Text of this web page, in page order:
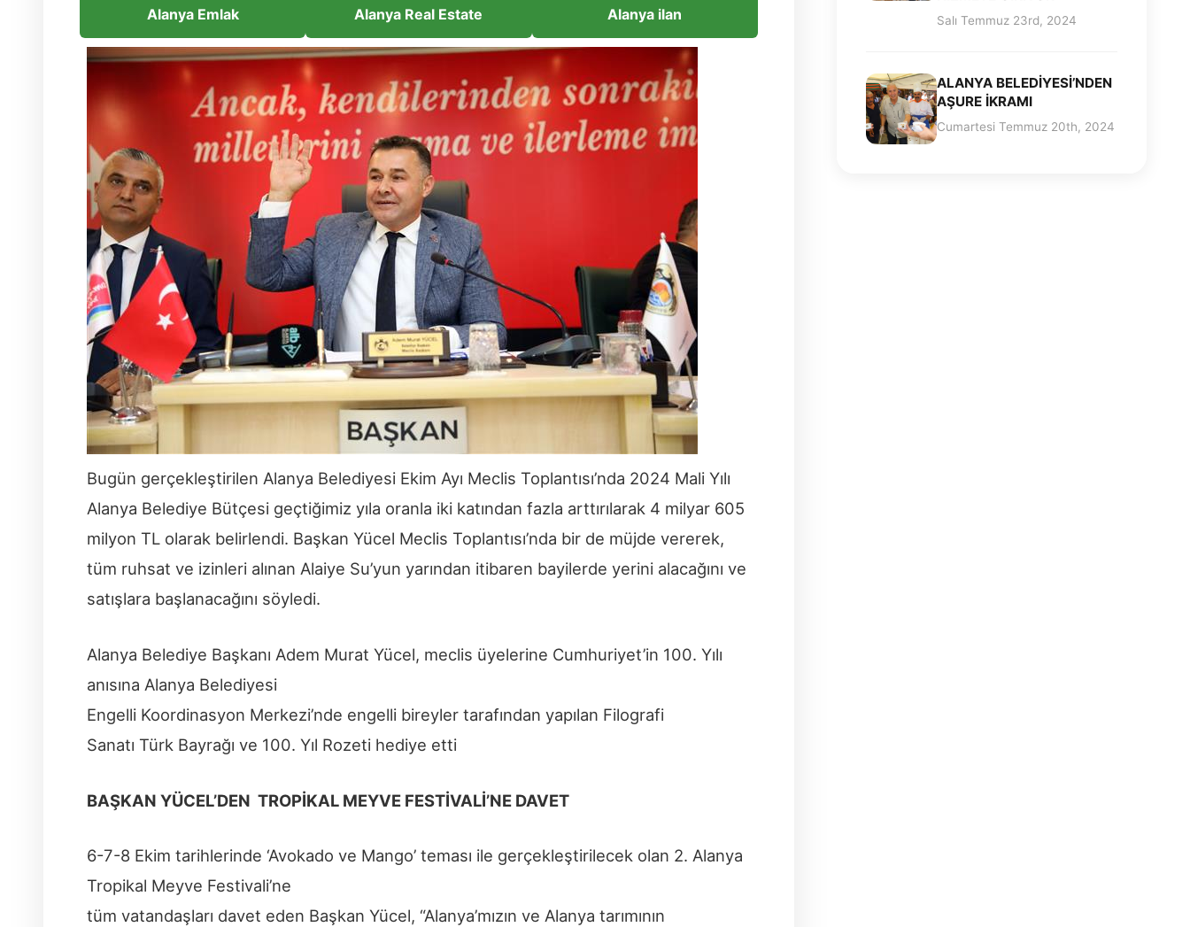
Alanya Emlak Alanya Real Estate Alanya ilan
Bugün gerçekleştirilen Alanya Belediyesi Ekim Ayı Meclis Toplantısı’nda 2024 Mali Yılı
Alanya Belediye Bütçesi geçtiğimiz yıla oranla iki katından fazla arttırılarak 4 milyar 605
milyon TL olarak belirlendi. Başkan Yücel Meclis Toplantısı’nda bir de müjde vererek,
tüm ruhsat ve izinleri alınan Alaiye Su’yun yarından itibaren bayilerde yerini alacağını ve
satışlara başlanacağını söyledi.
Alanya Belediye Başkanı Adem Murat Yücel, meclis üyelerine Cumhuriyet’in 100. Yılı
anısına Alanya Belediyesi
Engelli Koordinasyon Merkezi’nde engelli bireyler tarafından yapılan Filografi
Sanatı Türk Bayrağı ve 100. Yıl Rozeti hediye etti
BAŞKAN YÜCEL’DEN TROPİKAL MEYVE FESTİVALİ’NE DAVET
6-7-8 Ekim tarihlerinde ‘Avokado ve Mango’ teması ile gerçekleştirilecek olan 2. Alanya
Tropikal Meyve Festivali’ne
tüm vatandaşları davet eden Başkan Yücel, “Alanya’mızın ve Alanya tarımının
Salı Temmuz 23rd, 2024
ALANYA BELEDİYESİ’NDEN
AŞURE İKRAMI
Cumartesi Temmuz 20th, 2024